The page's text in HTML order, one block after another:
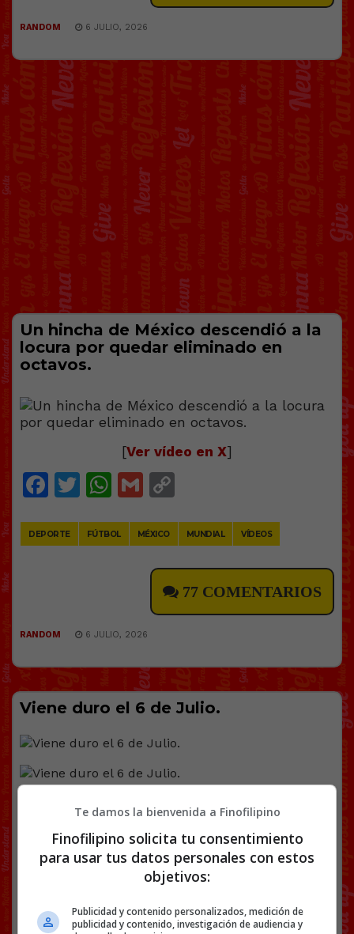
RANDOM 6 JULIO, 2026
Un hincha de México descendió a la
locura por quedar eliminado en
octavos.
[Ver vídeo en X]
Facebook
Twitter
WhatsApp
Gmail
DEPORTE FÚTBOL MÉXICO MUNDIAL VÍDEOS
77 COMENTARIOS
RANDOM 6 JULIO, 2026
Viene duro el 6 de Julio.
Facebook
Twitter
WhatsApp
Gmail
Copy
Link
6 DE JULIO JULIO JULIO IGLESIAS MEMES
Te damos la bienvenida a Finofilipino
Finofilipino solicita tu consentimiento
para usar tus datos personales con estos
objetivos:
Publicidad y contenido personalizados, medición de
publicidad y contenido, investigación de audiencia y